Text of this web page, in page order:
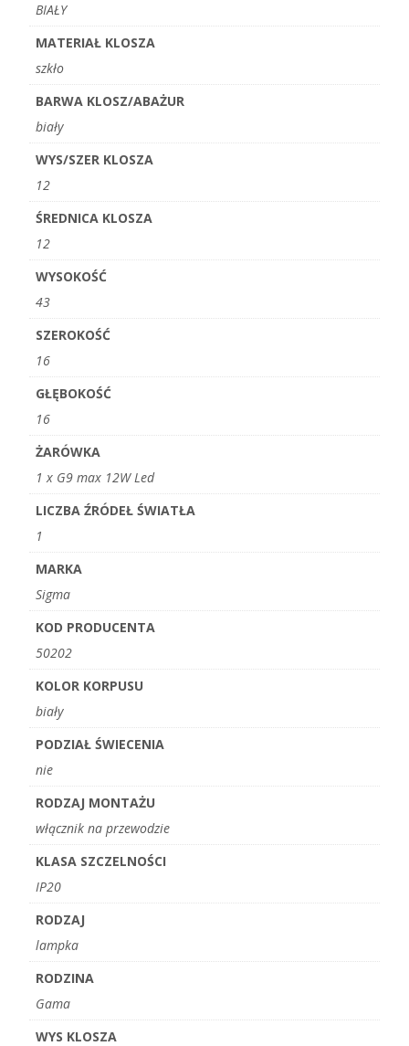
BIAŁY
MATERIAŁ KLOSZA
szkło
BARWA KLOSZ/ABAŻUR
biały
WYS/SZER KLOSZA
12
ŚREDNICA KLOSZA
12
WYSOKOŚĆ
43
SZEROKOŚĆ
16
GŁĘBOKOŚĆ
16
ŻARÓWKA
1 x G9 max 12W Led
LICZBA ŹRÓDEŁ ŚWIATŁA
1
MARKA
Sigma
KOD PRODUCENTA
50202
KOLOR KORPUSU
biały
PODZIAŁ ŚWIECENIA
nie
RODZAJ MONTAŻU
włącznik na przewodzie
KLASA SZCZELNOŚCI
IP20
RODZAJ
lampka
RODZINA
Gama
WYS KLOSZA